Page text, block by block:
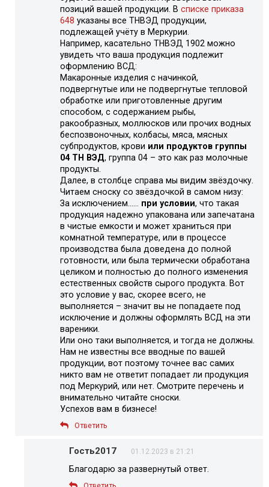
позиций вашей продукции. В списке приказа
648 указаны все ТНВЭД продукции,
подлежащей учёту в Меркурии.
Например, касательно ТНВЭД 1902 можно
увидеть что ваша продукция подлежит
оформлению ВСД:
Макаронные изделия с начинкой,
подвергнутые или не подвергнутые тепловой
обработке или приготовленные другим
способом, с содержанием рыбы,
ракообразных, моллюсков или прочих водных
беспозвоночных, колбасы, мяса, мясных
субпродуктов, крови или продуктов группы
04 ТН ВЭД, группа 04 – это как раз молочные
продукты.
Далее, в столбце справа мы видим звёздочку.
Читаем сноску со звёздочкой в самом низу:
За исключением…… при условии, что такая
продукция надежно упакована или запечатана
в чистые емкости и может храниться при
комнатной температуре, или в процессе
производства была доведена до полной
готовности, или была термически обработана
целиком и полностью до полного изменения
естественных свойств сырого продукта. Вот
это условие у вас, скорее всего, не
выполняется – значит вы не попадаете под
исключение и должны оформлять ВСД на эти
вареники.
Или оно таки выполняется, и тогда не должны.
Нам не известны все вводные по вашей
продукции, вот поэтому точнее вас самих
никто вам не ответит попадает ли продукция
под Меркурий, или нет. Смотрите перечень и
внимательно читайте сноски.
Успехов вам в бизнесе!
Ответить
Гость2017 01.12.2023 в 21:21
Благодарю за развернутый ответ.